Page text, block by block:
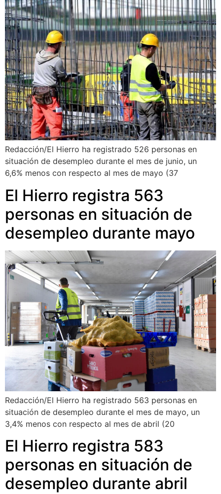
Redacción/El Hierro ha registrado 526 personas en
situación de desempleo durante el mes de junio, un
6,6% menos con respecto al mes de mayo (37
El Hierro registra 563
personas en situación de
desempleo durante mayo
Redacción/El Hierro ha registrado 563 personas en
situación de desempleo durante el mes de mayo, un
3,4% menos con respecto al mes de abril (20
El Hierro registra 583
personas en situación de
desempleo durante abril